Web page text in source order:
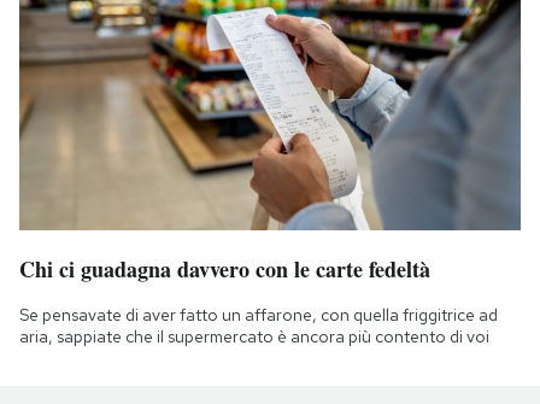
Chi ci guadagna davvero con le carte fedeltà
Se pensavate di aver fatto un affarone, con quella friggitrice ad
aria, sappiate che il supermercato è ancora più contento di voi